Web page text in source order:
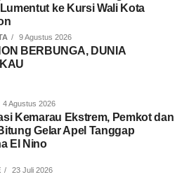
ke Kursi Wali Kota
9 Agustus 2026
BERBUNGA, DUNIA
4 Agustus 2026
Kemarau Ekstrem, Pemkot dan
Gelar Apel Tanggap
El Nino
23 Juli 2026